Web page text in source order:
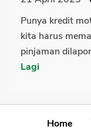
Punya kredit
kita harus
pinjaman
Lagi
Home